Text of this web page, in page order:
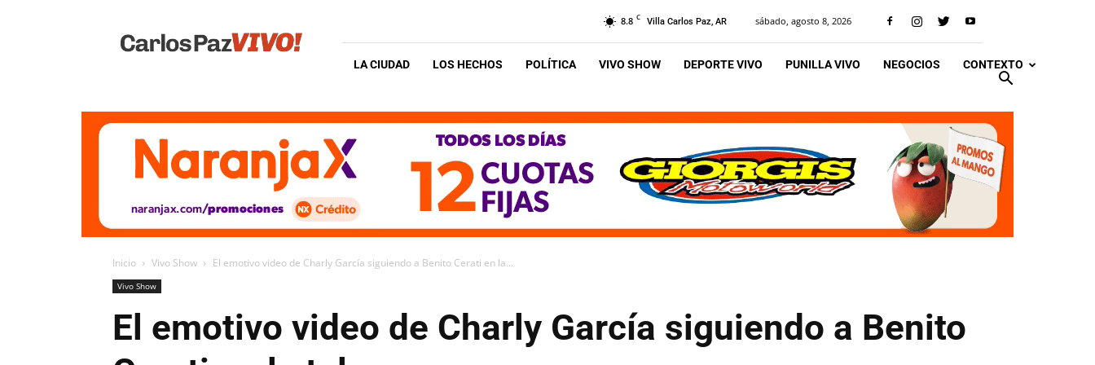
Vivo
8.8 C Villa Carlos Paz, AR sábado, agosto 8, 2026
LA CIUDAD LOS HECHOS POLÍTICA VIVO SHOW DEPORTE VIVO PUNILLA VIVO NEGOCIOS CONTEXTO
Inicio Vivo Show El emotivo video de Charly García siguiendo a Benito Cerati en la...
Vivo Show
El emotivo video de Charly García siguiendo a Benito